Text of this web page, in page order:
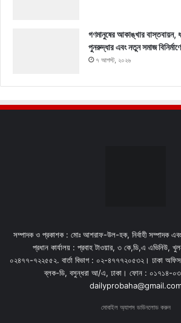
গণমানুষের আকাঙ্খার বাস্তবায়ন,
পুনরুদ্ধার এবং নতুন সমাজ
৭ আগস্ট, ২০২৬
সম্পাদক ও প্রকাশক : মোঃ আশরাফ-উল-হক, নির্বাহী সম্পাদক
প্রধান কার্যালয় : প্রবাহ টাওয়ার, ৩ কে,ডি,এ এভিনিউ,
০২৪৭৭-৭২২৫৫২. বার্তা বিভাগ : ০২-৪৭৭৭২০৫৩২। ঢাকা
ব্লক-ডি, বসুন্ধরা আ/এ, ঢাকা। ফোন : ০১৭১৪-
মোবাইল অ্যাপস ডাউনলোড করুন